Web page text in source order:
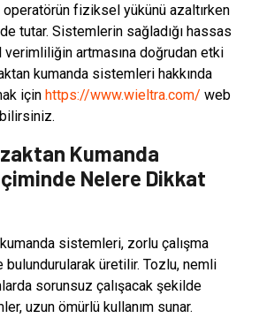
fiziksel yükünü azaltırken
tutar. Sistemlerin sağladığı hassas
artmasına doğrudan etki
kumanda sistemleri hakkında
için https://www.wieltra.com/ web
Kumanda
Nelere Dikkat
sistemleri, zorlu çalışma
bulundurularak üretilir. Tozlu, nemli
sorunsuz çalışacak şekilde
uzun ömürlü kullanım sunar.